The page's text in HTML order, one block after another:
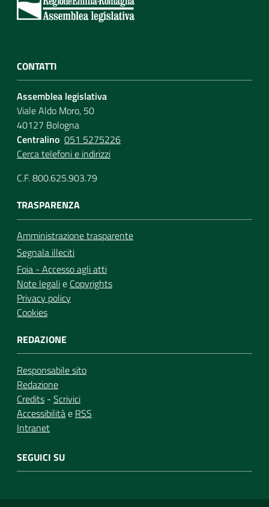
CONTATTI
Assemblea legislativa
Viale Aldo Moro, 50
40127 Bologna
Centralino 051 5275226
Cerca telefoni e indirizzi
C.F. 800.625.903.79
TRASPARENZA
Amministrazione trasparente
Segnala illeciti
Foia - Accesso agli atti
Note legalie Copyrights
Privacy policy
Cookies
REDAZIONE
Responsabile sito
Redazione
Credits - Scrivici
Accessibilitàe RSS
Intranet
SEGUICI SU